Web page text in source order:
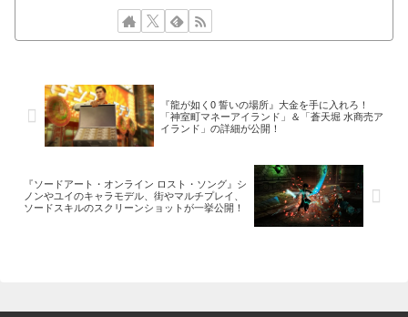
『龍が如く0 誓いの場所』大金を手に入れろ！
「神室町マネーアイランド」＆「蒼天堀 水商売ア
イランド」の詳細が公開！
『ソードアート・オンライン ロスト・ソング』シ
ノンやユイのキャラモデル、街やマルチプレイ、
ソードスキルのスクリーンショットが一挙公開！